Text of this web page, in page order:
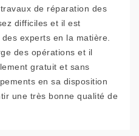
de réparation des
difficiles et il est
experts en la matière.
des opérations et il
gratuit et sans
en sa disposition
une très bonne qualité de